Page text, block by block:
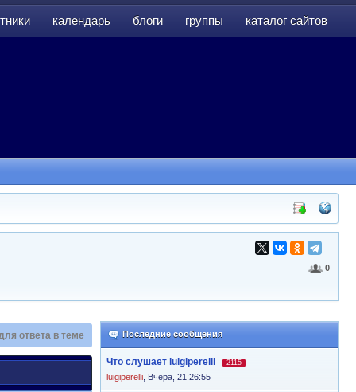
календарь блоги группы каталог сайтов
0
Последние сообщения
Что слушает luigiperelli 2115
luigiperelli Вчера, 21:26:55
ответа в теме